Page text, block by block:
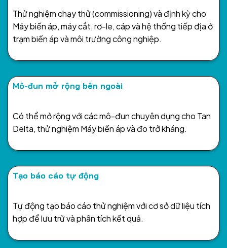
Thử nghiệm chạy thử (commissioning) và định kỳ cho
Máy biến áp, máy cắt, rơ-le, cáp và hệ thống tiếp địa ở
trạm biến áp và môi trường công nghiệp.
Mô-đun mở rộng bên ngoài
Có thể mở rộng với các mô-đun chuyên dụng cho Tan
Delta, thử nghiệm Máy biến áp và đo trở kháng.
Tạo báo cáo tự động
Tự động tạo báo cáo thử nghiệm với cơ sở dữ liệu tích
hợp để lưu trữ và phân tích kết quả.